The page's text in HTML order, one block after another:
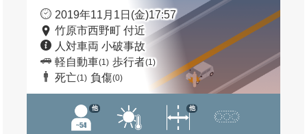
2019年11月1日(金)17:57
竹原市西野町 付近
人対車両 小破事故
軽自動車(1) 歩行者(1)
死亡(1) 負傷(0)
他 他